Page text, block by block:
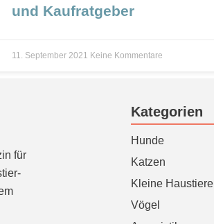
und Kaufratgeber
11. September 2021 Keine Kommentare
für
Kategorien
Hunde
Katzen
Kleine Haustiere
Vögel